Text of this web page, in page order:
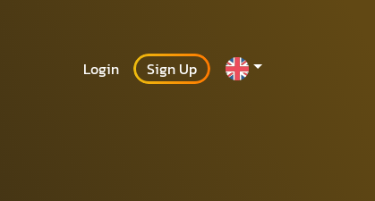
Login Sign Up